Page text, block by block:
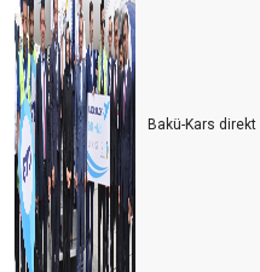
Bakü-Kars